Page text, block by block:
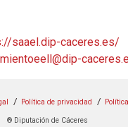
saael.dip-caceres.es/
Política de privacidad
® Diputación de Cáceres